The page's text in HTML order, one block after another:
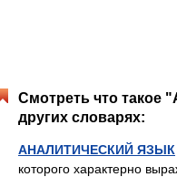
Смотреть что
других словарях:
АНАЛИТИЧЕСКИЙ ЯЗЫК
которого характерно